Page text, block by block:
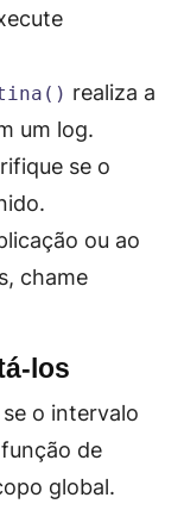
realiza a
um log.
se o
ou ao
chame
o intervalo
de
global.